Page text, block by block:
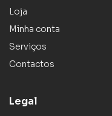
Loja
Minha conta
Serviços
Contactos
Legal